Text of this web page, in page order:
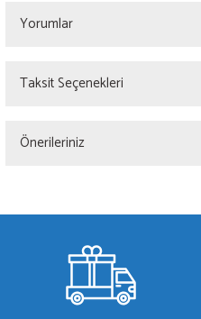
Yorumlar
Taksit Seçenekleri
Önerileriniz
gördüğünüz noktaları öneri formunu
Ürün resmi kalitesiz, bozuk veya
Ürün açıklamasında eksik bilgiler